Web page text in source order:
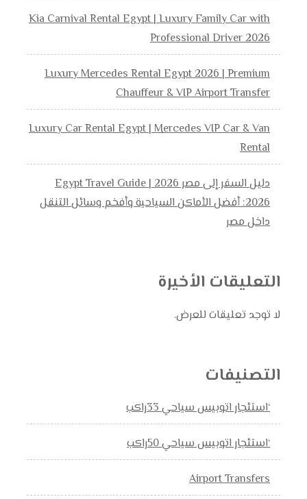
Kia Carnival Rental Egypt | Luxury Family Car with
Professional Driver 2026
Luxury Mercedes Rental Egypt 2026 | Premium
Chauffeur & VIP Airport Transfer
Luxury Car Rental Egypt | Mercedes VIP Car & Van
Rental
دليل السفر إلى مصر 2026 | Egypt Travel Guide
2026: أفضل الأماكن السياحية وأفخم وسائل التنقل
داخل مصر
التعليقات الأخيرة
لا توجد تعليقات للعرض.
التصنيفات
‘استئجار اتوبيس سياحي 33راكب
‘استئجار اتوبيس سياحي 50راكب
Airport Transfers